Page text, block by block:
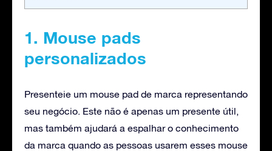
1. Mouse pads
personalizados
Presenteie um mouse pad de marca representando
seu negócio. Este não é apenas um presente útil,
mas também ajudará a espalhar o conhecimento
da marca quando as pessoas usarem esses mouse